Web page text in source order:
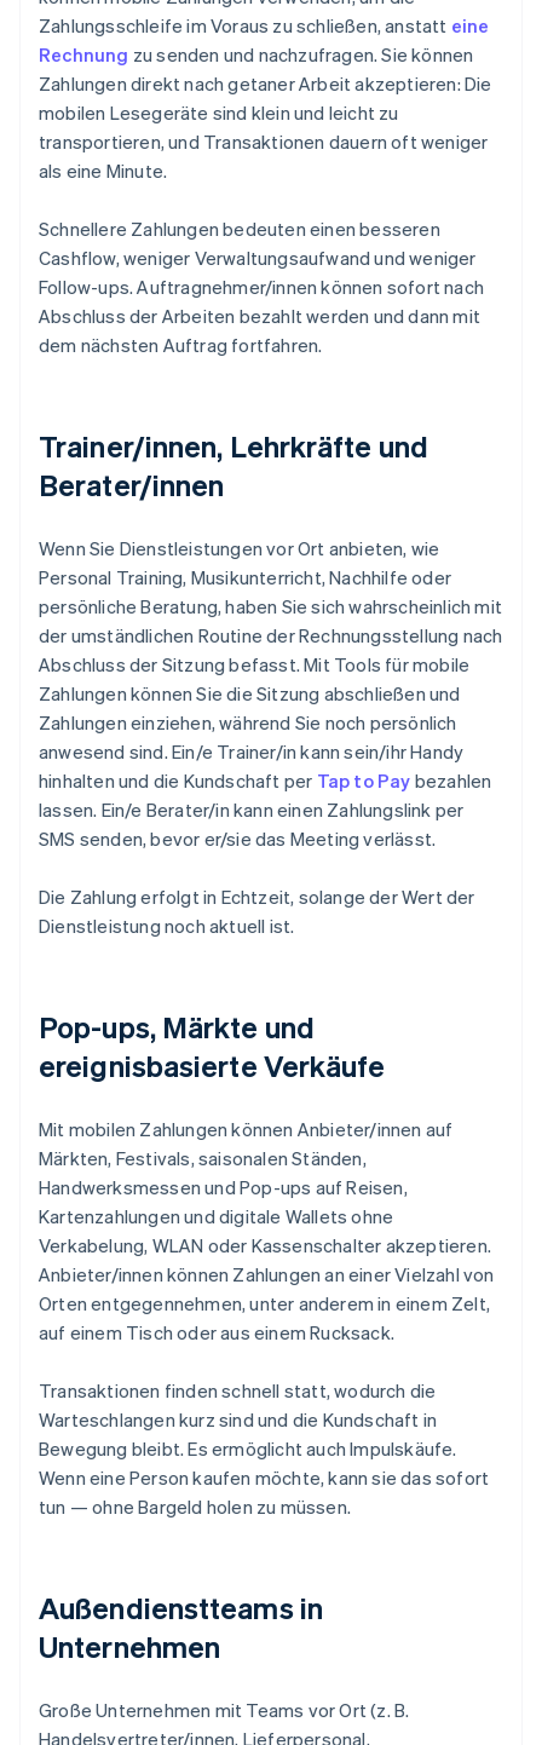
Zahlungsschleife im Voraus zu schließen, anstatt eine
Rechnung zu senden und nachzufragen. Sie können
Zahlungen direkt nach getaner Arbeit akzeptieren: Die
mobilen Lesegeräte sind klein und leicht zu
transportieren, und Transaktionen dauern oft weniger
als eine Minute.
Schnellere Zahlungen bedeuten einen besseren
Cashflow, weniger Verwaltungsaufwand und weniger
Follow-ups. Auftragnehmer/innen können sofort nach
Abschluss der Arbeiten bezahlt werden und dann mit
dem nächsten Auftrag fortfahren.
Trainer/innen, Lehrkräfte und
Berater/innen
Wenn Sie Dienstleistungen vor Ort anbieten, wie
Personal Training, Musikunterricht, Nachhilfe oder
persönliche Beratung, haben Sie sich wahrscheinlich mit
der umständlichen Routine der Rechnungsstellung nach
Abschluss der Sitzung befasst. Mit Tools für mobile
Zahlungen können Sie die Sitzung abschließen und
Zahlungen einziehen, während Sie noch persönlich
anwesend sind. Ein/e Trainer/in kann sein/ihr Handy
hinhalten und die Kundschaft per Tap to Pay bezahlen
lassen. Ein/e Berater/in kann einen Zahlungslink per
SMS senden, bevor er/sie das Meeting verlässt.
Die Zahlung erfolgt in Echtzeit, solange der Wert der
Dienstleistung noch aktuell ist.
Pop-ups, Märkte und
ereignisbasierte Verkäufe
Mit mobilen Zahlungen können Anbieter/innen auf
Märkten, Festivals, saisonalen Ständen,
Handwerksmessen und Pop-ups auf Reisen,
Kartenzahlungen und digitale Wallets ohne
Verkabelung, WLAN oder Kassenschalter akzeptieren.
Anbieter/innen können Zahlungen an einer Vielzahl von
Orten entgegennehmen, unter anderem in einem Zelt,
auf einem Tisch oder aus einem Rucksack.
Transaktionen finden schnell statt, wodurch die
Warteschlangen kurz sind und die Kundschaft in
Bewegung bleibt. Es ermöglicht auch Impulskäufe.
Wenn eine Person kaufen möchte, kann sie das sofort
tun — ohne Bargeld holen zu müssen.
Außendienstteams in
Unternehmen
Große Unternehmen mit Teams vor Ort (z. B.
Handelsvertreter/innen, Lieferpersonal,